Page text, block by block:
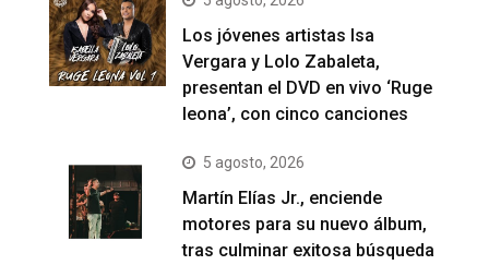
Los jóvenes artistas Isa
Vergara y Lolo Zabaleta,
presentan el DVD en vivo ‘Ruge
leona’, con cinco canciones
5 agosto, 2026
Martín Elías Jr., enciende
motores para su nuevo álbum,
tras culminar exitosa búsqueda